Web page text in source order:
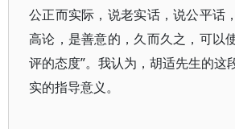
公正而实际，说老实话，说公平话
高论，是善意的，久而久之，可以
评的态度”。我认为，胡适先生的这
实的指导意义。